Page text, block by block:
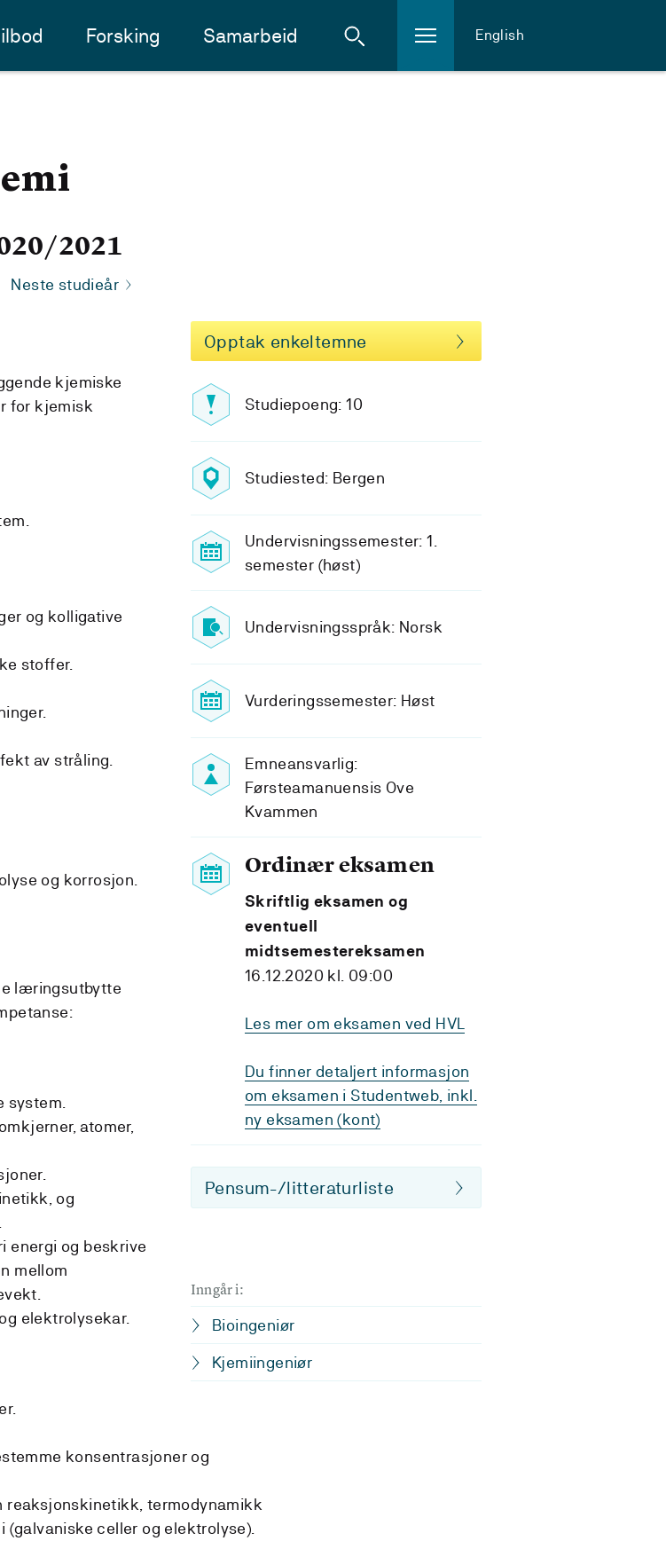
Forsking Samarbeid English
2021
Neste studieår
Opptak enkeltemne
Studiepoeng: 10
Studiested: Bergen
Undervisningssemester: 1.
semester (høst)
Undervisningsspråk: Norsk
Vurderingssemester: Høst
Emneansvarlig:
Førsteamanuensis Ove
Kvammen
Ordinær eksamen
Skriftlig eksamen og
eventuell
midtsemestereksamen
16.12.2020 kl. 09:00
Les mer om eksamen ved HVL
Du finner detaljert informasjon
om eksamen i Studentweb, inkl.
ny eksamen (kont)
Pensum-/litteraturliste
Inngår i:
Bioingeniør
Kjemiingeniør
kjemiske
for kjemisk
og kolligative
stoffer.
av stråling.
og korrosjon.
læringsutbytte
system.
atomer,
og
energi og beskrive
mellom
elektrolysekar.
konsentrasjoner og
reaksjonskinetikk, termodynamikk
celler og elektrolyse).